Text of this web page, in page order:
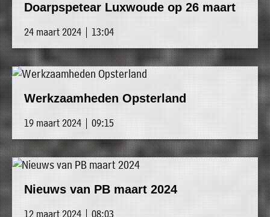
Doarpspetear Luxwoude op 26 maart
24 maart 2024 | 13:04
Werkzaamheden Opsterland
19 maart 2024 | 09:15
Nieuws van PB maart 2024
12 maart 2024 | 08:03